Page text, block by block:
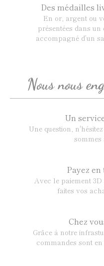
Des médailles
En or, argent ou
présentées dans
accompagné d’un
Nous nous
Un
Une question,
sommes
Payez
Avec le paiement
faites vos
Chez
Grâce à notre
commandes sont